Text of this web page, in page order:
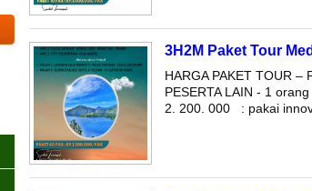
3H2M Paket Tour
HARGA PAKET TOUR –
PESERTA LAIN - 1
2. 200. 000 : pakai